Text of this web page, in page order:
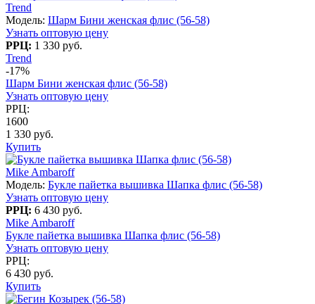
Trend
Модель: Шарм Бини женская флис (56-58)
Узнать оптовую цену
РРЦ: 1 330 руб.
Trend
-17%
Шарм Бини женская флис (56-58)
Узнать оптовую цену
РРЦ:
1600
1 330 руб.
Купить
Mike Ambaroff
Модель: Букле пайетка вышивка Шапка флис (56-58)
Узнать оптовую цену
РРЦ: 6 430 руб.
Mike Ambaroff
Букле пайетка вышивка Шапка флис (56-58)
Узнать оптовую цену
РРЦ:
6 430 руб.
Купить